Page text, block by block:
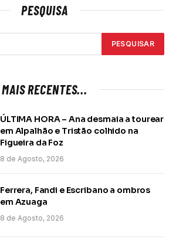
PESQUISA
MAIS RECENTES...
ÚLTIMA HORA – Ana desmaia a tourear
em Alpalhão e Tristão colhido na
Figueira da Foz
8 de Agosto, 2026
Ferrera, Fandi e Escribano a ombros
em Azuaga
8 de Agosto, 2026